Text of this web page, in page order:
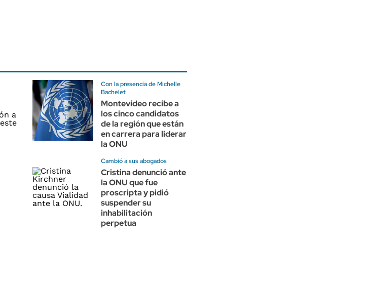
Con la presencia de Michelle
Bachelet
Montevideo recibe a
los cinco candidatos
de la región que están
en carrera para liderar
la ONU
Cambió a sus abogados
Cristina denunció ante
la ONU que fue
proscripta y pidió
suspender su
inhabilitación
perpetua